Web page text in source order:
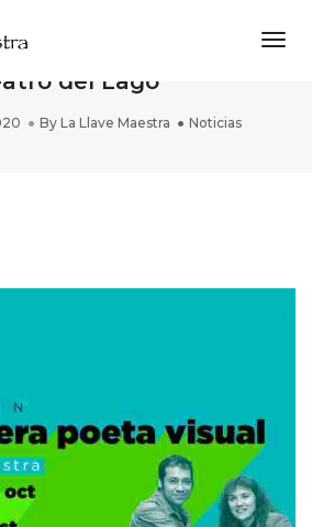
Masterclass en
del Lago
By La Llave Maestra Noticias